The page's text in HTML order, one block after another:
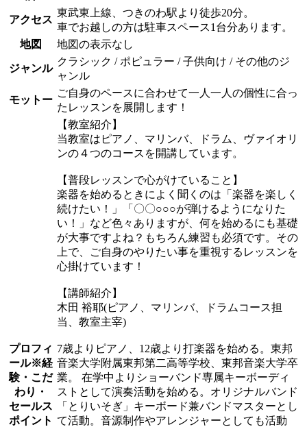
アクセス
東武東上線、つきのわ駅より徒歩20分。
車でお越しの方は駐車スペース1台分あります。
地図
地図の表示なし
ジャンル
クラシック / ポピュラー / 子供向け / その他のジ
ャンル
モットー
ご自身のペースに合わせて一人一人の個性に合っ
たレッスンを展開します！
プロフィ
ール※経
験・こだ
わり・
セールス
ポイント
【教室紹介】
当教室はピアノ、マリンバ、ドラム、ヴァイオリ
ンの４つのコースを開講しています。
【普段レッスンで心がけていること】
楽器を始めるときによく聞くのは「楽器を楽しく
続けたい！」「〇〇○○○が弾けるようになりた
い！」など色々ありますが、何を始めるにも基礎
が大事ですよね？もちろん練習も必須です。その
上で、ご自身のやりたい事を重視するレッスンを
心掛けています！
【講師紹介】
木田 裕耶(ピアノ、マリンバ、ドラムコース担
当、教室主宰)
7歳よりピアノ、12歳より打楽器を始める。東邦
音楽大学附属東邦第二高等学校、東邦音楽大学卒
業。 在学中よりショーバンド専属キーボーディ
ストとして演奏活動を始める。オリジナルバンド
「とりいそぎ」キーボード兼バンドマスターとし
て活動。音源制作やアレンジャーとしても活動